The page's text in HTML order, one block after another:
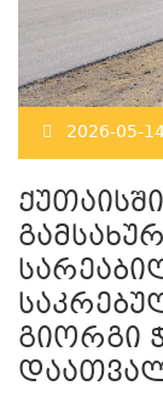
2026-05-
გიორგი